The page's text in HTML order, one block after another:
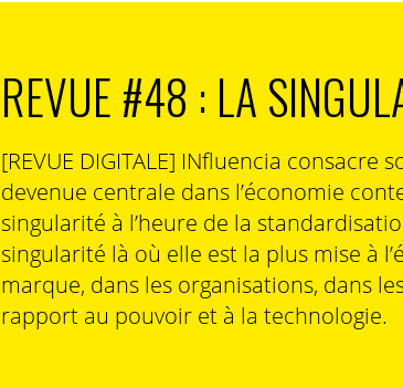
REVUE #48 : LA
[REVUE DIGITALE] INfluencia
devenue centrale dans l’économie
singularité à l’heure de la
singularité là où elle est la plus mise à
marque, dans les organisations, dans
rapport au pouvoir et à la technologie.